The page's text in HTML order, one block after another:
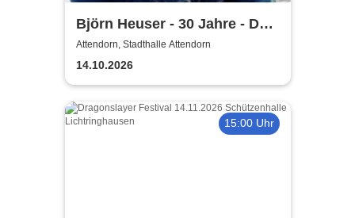
Björn Heuser - 30 Jahre - Das
Jubiläumskonzert
Attendorn, Stadthalle Attendorn
14.10.2026
15:00 Uhr